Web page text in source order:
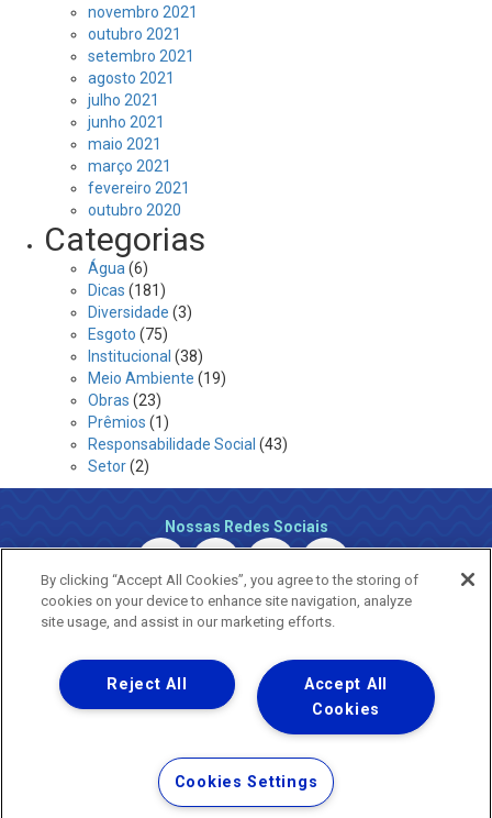
novembro 2021
outubro 2021
setembro 2021
agosto 2021
julho 2021
junho 2021
maio 2021
março 2021
fevereiro 2021
outubro 2020
Categorias
Água (6)
Dicas (181)
Diversidade (3)
Esgoto (75)
Institucional (38)
Meio Ambiente (19)
Obras (23)
Prêmios (1)
Responsabilidade Social (43)
Setor(2)
Nossas Redes Sociais
Uma empresa
Copyright ® 2026 - Todos os Direitos Reservados.
Nossa natureza movimenta a vida
Termos Gerais de Uso de Sites e Aplicativos
Política de Privacidade e Proteção de Dados
By clicking “Accept All Cookies”, you agree to the storing of
cookies on your device to enhance site navigation, analyze
site usage, and assist in our marketing efforts.
Accept All
Cookies
Reject All
Cookies Settings